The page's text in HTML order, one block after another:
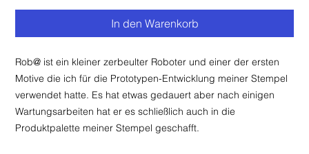
In den Warenkorb
Rob@ ist ein kleiner zerbeulter Roboter und einer der ersten
Motive die ich für die Prototypen-Entwicklung meiner Stempel
verwendet hatte. Es hat etwas gedauert aber nach einigen
Wartungsarbeiten hat er es schließlich auch in die
Produktpalette meiner Stempel geschafft.